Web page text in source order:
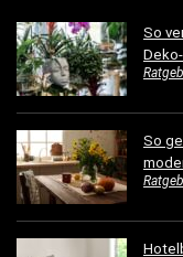
So
So